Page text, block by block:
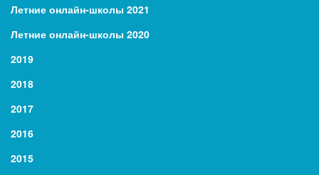
Летние онлайн-школы 2021
Летние онлайн-школы 2020
2019
2018
2017
2016
2015